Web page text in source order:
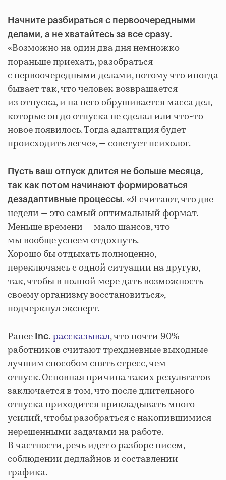
Начните разбираться с первоочередными
делами, а не хватайтесь за все сразу.
«Возможно на один два дня немножко
пораньше приехать, разобраться
с первоочередными делами, потому что иногда
бывает так, что человек возвращается
из отпуска, и на него обрушивается масса дел,
которые он до отпуска не сделал или что-то
новое появилось. Тогда адаптация будет
происходить легче», — советует психолог.
Пусть ваш отпуск длится не больше месяца,
так как потом начинают формироваться
дезадаптивные процессы. «Я считают, что две
недели — это самый оптимальный формат.
Меньше времени — мало шансов, что
мы вообще успеем отдохнуть.
Хорошо бы отдыхать полноценно,
переключаясь с одной ситуации на другую,
так, чтобы в полной мере дать возможность
своему организму восстановиться», —
подчеркнул эксперт.
Ранее Inc. рассказывал, что почти 90%
работников считают трехдневные выходные
лучшим способом снять стресс, чем
отпуск. Основная причина таких результатов
заключается в том, что после длительного
отпуска приходится прикладывать много
усилий, чтобы разобраться с накопившимися
нерешенными задачами на работе.
В частности, речь идет о разборе писем,
соблюдении дедлайнов и составлении
графика.